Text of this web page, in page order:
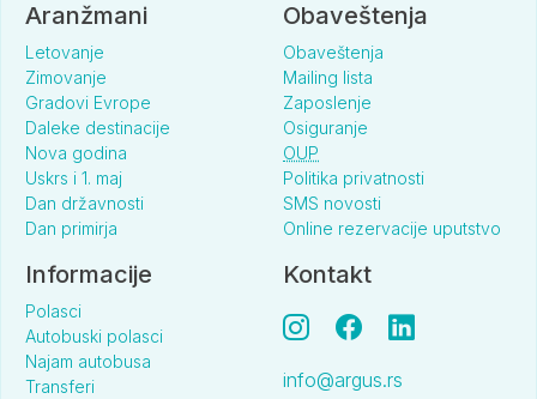
Aranžmani
Letovanje
Zimovanje
Gradovi Evrope
Daleke destinacije
Nova godina
Uskrs i 1. maj
Dan državnosti
Dan primirja
Obaveštenja
Obaveštenja
Mailing lista
Zaposlenje
Osiguranje
OUP
Politika privatnosti
SMS novosti
Online rezervacije uputstvo
Informacije
Polasci
Autobuski polasci
Najam autobusa
Transferi
Kontakt
info@argus.rs